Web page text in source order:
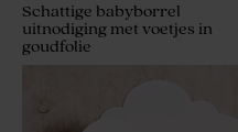
Schattige babyborrel
uitnodiging met voetjes in
goudfolie